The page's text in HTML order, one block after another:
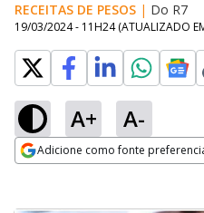
RECEITAS DE PESOS | Do R7
19/03/2024 - 11H24 (ATUALIZADO
A+ A-
Adicione como fonte